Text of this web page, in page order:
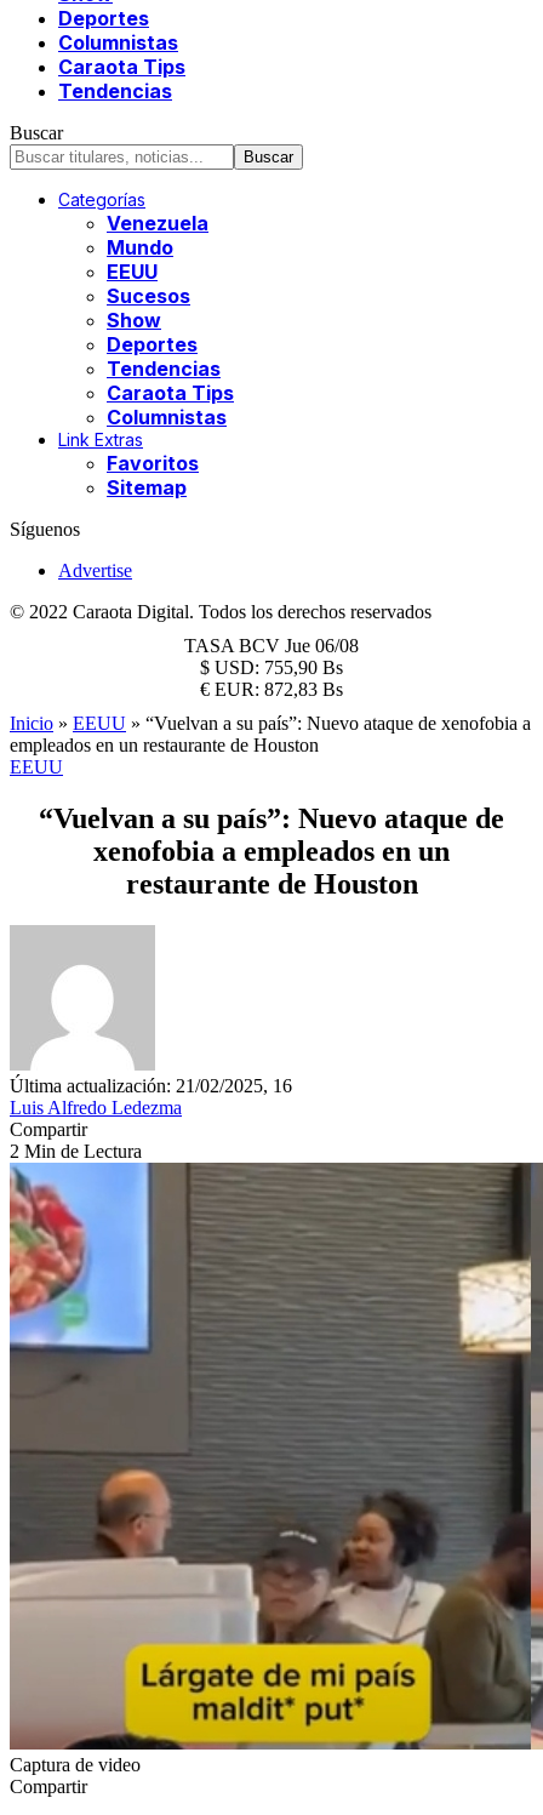
Deportes
Columnistas
Caraota Tips
Tendencias
Buscar
Categorías
Venezuela
Mundo
EEUU
Sucesos
Show
Deportes
Tendencias
Caraota Tips
Columnistas
Link Extras
Favoritos
Sitemap
Síguenos
Advertise
© 2022 Caraota Digital. Todos los derechos reservados
TASA BCV Jue 06/08
$ USD: 755,90 Bs
€ EUR: 872,83 Bs
Inicio » EEUU » “Vuelvan a su país”: Nuevo ataque de xenofobia a
empleados en un restaurante de Houston
EEUU
“Vuelvan a su país”: Nuevo ataque de
xenofobia a empleados en un
restaurante de Houston
Última actualización: 21/02/2025, 16
Luis Alfredo Ledezma
Compartir
2 Min de Lectura
Captura de video
Compartir